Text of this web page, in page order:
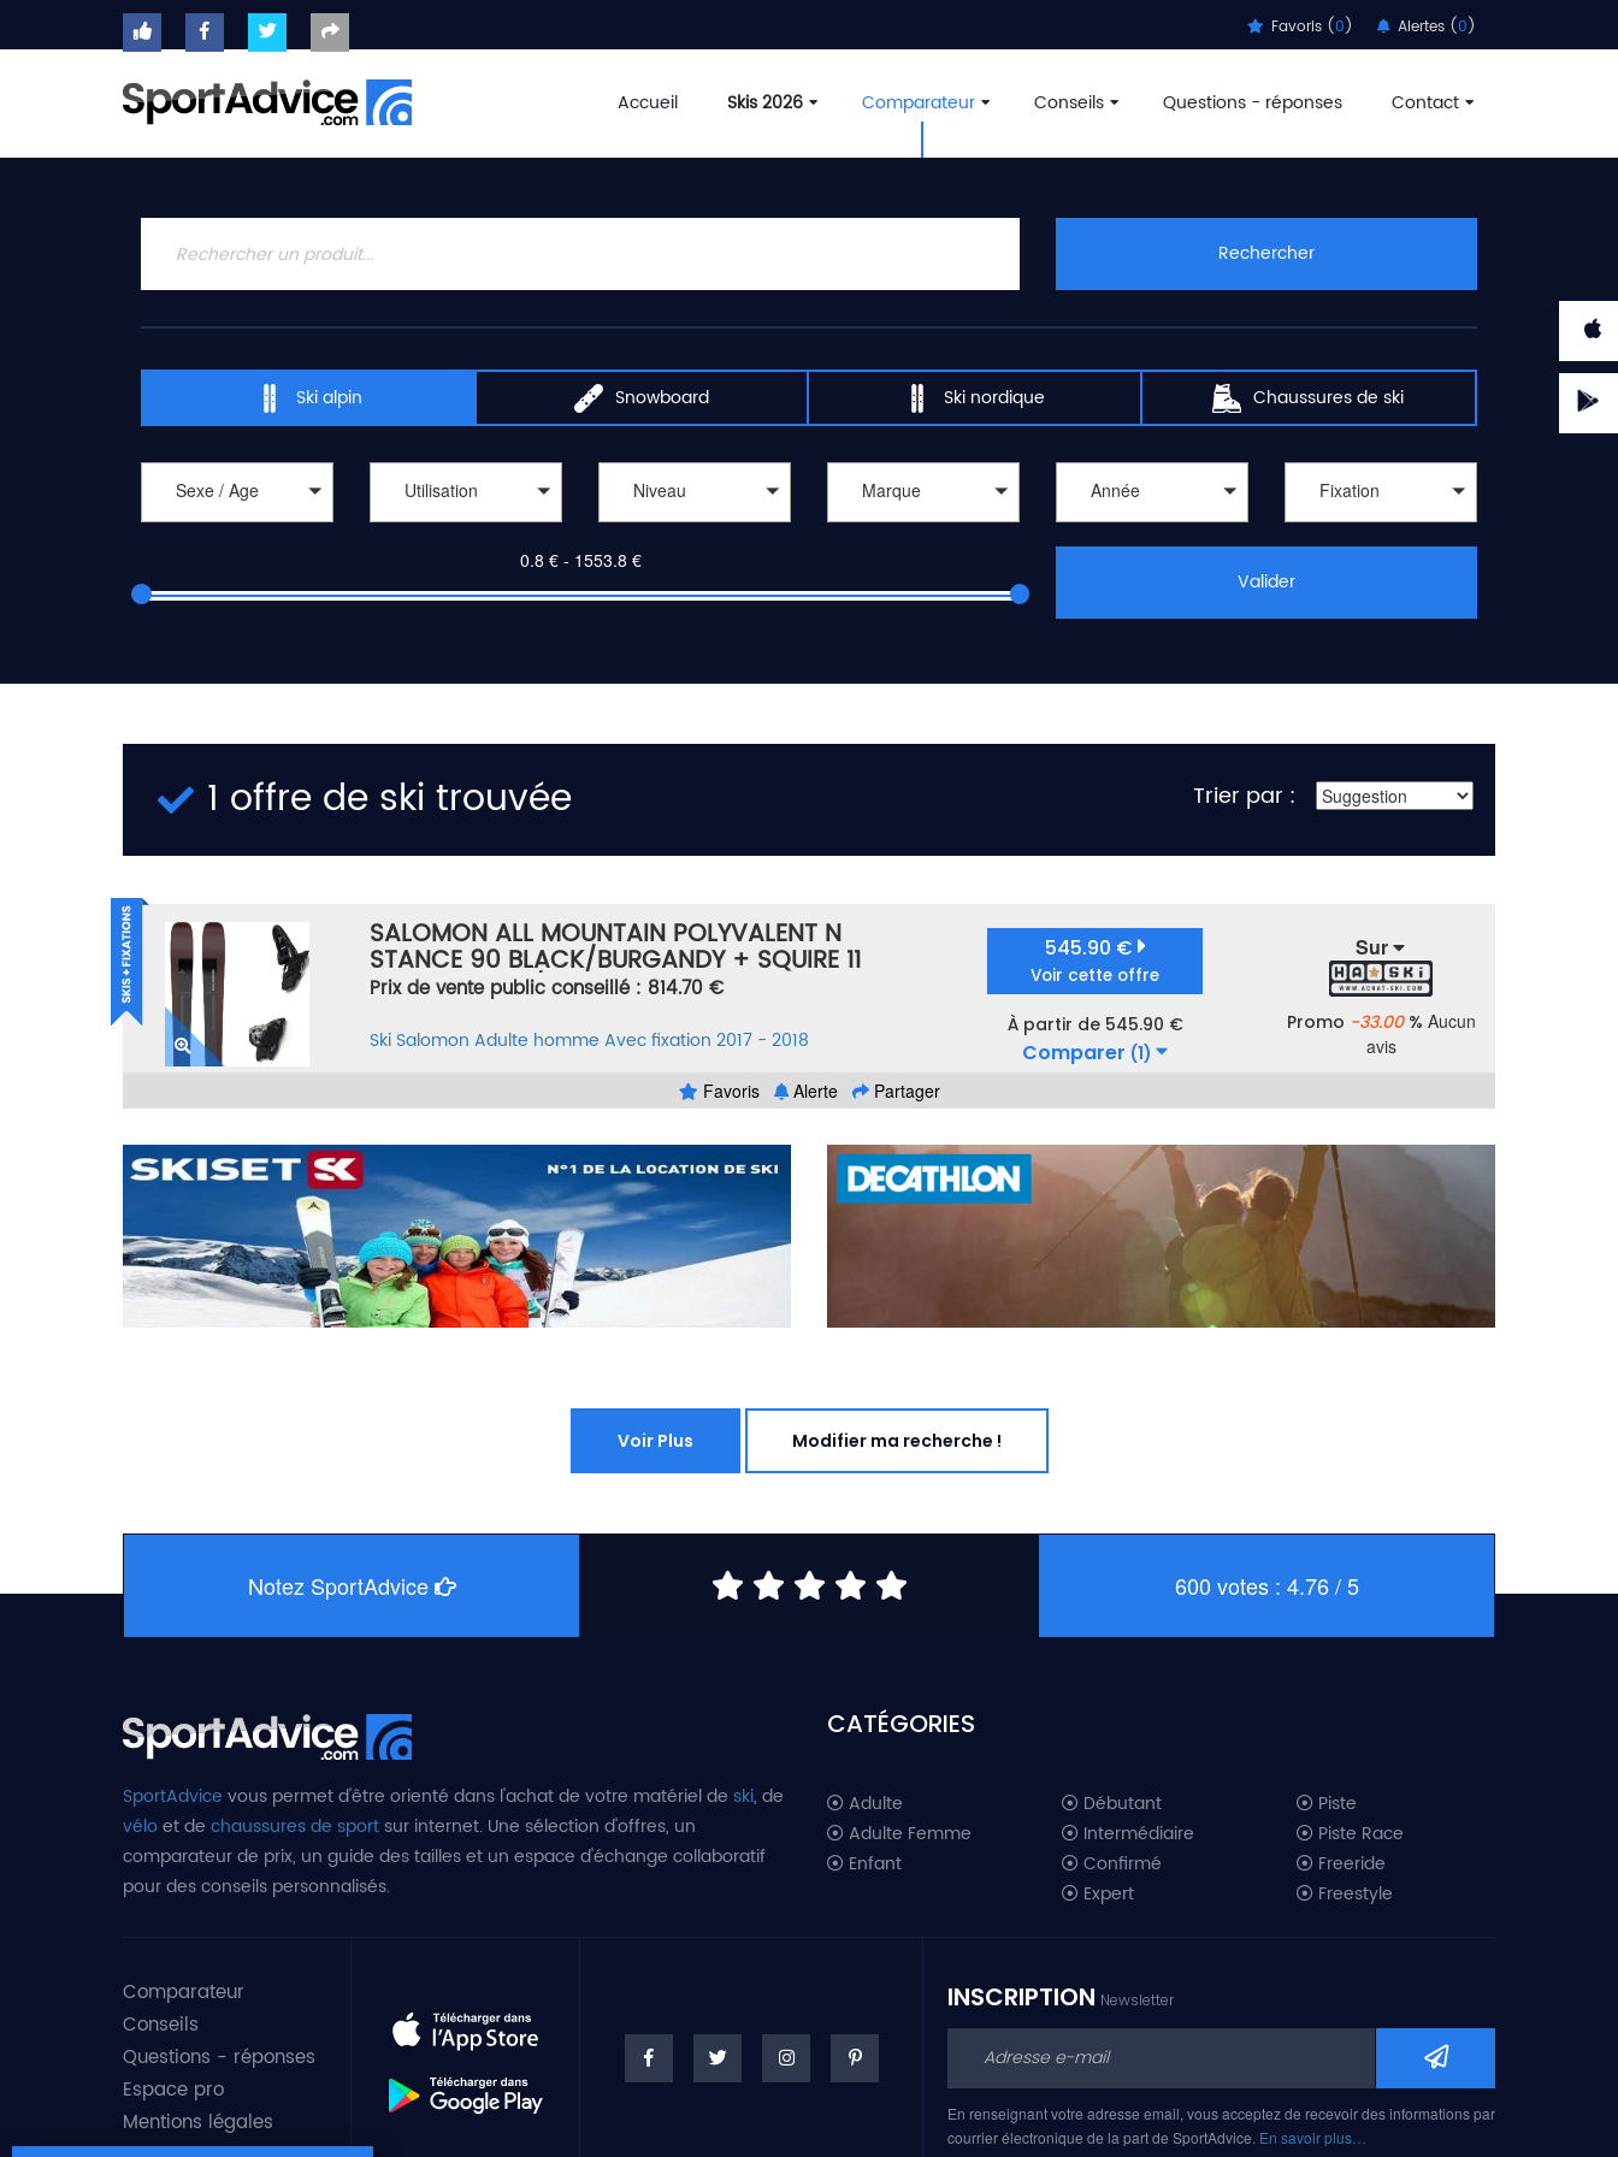
Favoris (0) Alertes (0)
Accueil Skis 2026 Comparateur Conseils Questions - réponses Contact
ACCUEIL
2020
CONSEILS
QUESTIONS
Rechercher
Ski alpin Snowboard Ski nordique Chaussures de ski
Sexe / Age Utilisation Niveau Marque Année Fixation
Valider
1 offre de ski trouvée Trier par :
SALOMON ALL MOUNTAIN POLYVALENT N
STANCE 90 BLACK/BURGANDY + SQUIRE 11
BLACK VIOLET/NOIR TAILLE 182
Prix de vente public conseillé : 814.70 €
Ski Salomon Adulte homme Avec fixation 2017 - 2018
545.90 €
Voir cette offre
À partir de 545.90 €
Comparer (1)
Sur
Promo -33.00% Aucun
avis
Favoris
Alerte Partager
Voir Plus Modifier ma recherche !
Notez SportAdvice 600 votes : 4.76 / 5
SportAdvice vous permet d'être orienté dans l'achat de votre matériel de ski, de
véloet de chaussures de sportsur internet. Une sélection d'offres, un
comparateur de prix, un guide des tailles et un espace d'échange collaboratif
pour des conseils personnalisés.
CATÉGORIES
Adulte
Adulte Femme
Enfant
Débutant
Intermédiaire
Confirmé
Expert
Piste
Piste Race
Freeride
Freestyle
Ski freeride 2019
Ski freestyle 2019
Ski AM 2019
Comparateur
Conseils
Questions - réponses
Espace pro
Mentions légales
INSCRIPTION Newsletter
En renseignant votre adresse email, vous acceptez de recevoir des informations par
courrier électronique de la part de SportAdvice. En savoir plus…